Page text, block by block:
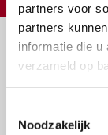
partners voor
partners
informatie die u
verzameld op
Noodzakelijk
Vragen?